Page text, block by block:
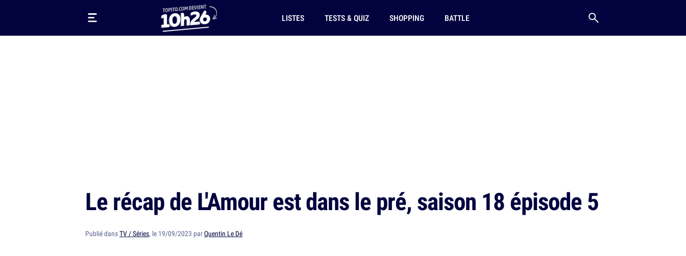
LISTES TESTS & QUIZ SHOPPING BATTLE
Le récap de L'Amour est dans le pré, saison 18 épisode 5
Publié dansTV / Séries, le 19/09/2023 parQuentin Le Dé